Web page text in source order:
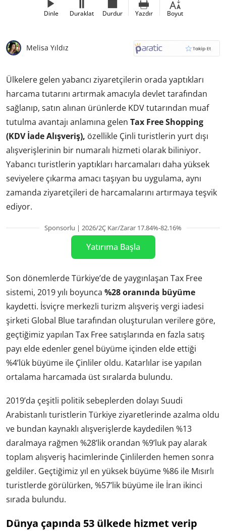
Dinle Duraklat Durdur Yazdır Boyut
Melisa Yıldız
Ülkelere gelen yabancı ziyaretçilerin orada yaptıkları
harcama tutarını artırmak amacıyla devlet tarafından
sağlanıp, satın alınan ürünlerde KDV tutarından muaf
tutulma avantajı anlamına gelen Tax Free Shopping
(KDV İade Alışveriş), özellikle Çinli turistlerin yurt dışı
alışverişlerinin bir numaralı hizmeti olarak biliniyor.
Yabancı turistlerin yaptıkları harcamaları daha yüksek
seviyelere çıkarma amacı taşıyan bu uygulama, aynı
zamanda ziyaretçileri de harcamalarını artırmaya teşvik
ediyor.
Sponsorlu | 2026/2Ç Kar/Zarar 17.84%-82.16%
Yatırıma Başla
Son dönemlerde Türkiye’de de yaygınlaşan Tax Free
sistemi, 2019 yılı boyunca %28 oranında büyüme
kaydetti. İsviçre merkezli turizm alışveriş vergi iadesi
şirketi Global Blue tarafından oluşturulan verilere göre,
geçtiğimiz yapılan Tax Free satışlarında en fazla satış
payı elde edenler genel büyüme içinden elde ettiği
%4’lük büyüme ile Çinliler oldu. Katarlılar ise yapılan
ortalama harcamada üst sıralarda bulundu.
2019’da çeşitli politik sebeplerden dolayı Suudi
Arabistanlı turistlerin Türkiye ziyaretlerinde azalma oldu
ve bundan kaynaklı alışverişlerde kaydedilen %13
daralmaya rağmen %28’lik orandan %9’luk pay alarak
toplam alışveriş hacimlerinde Çinlilerden hemen sonra
geldiler. Geçtiğimiz yıl en yüksek büyüme %86 ile Mısırlı
turistlerde görülürken, %57’lik büyüme ile İran ikinci
sırada bulundu.
Dünya çapında 53 ülkede hizmet verip